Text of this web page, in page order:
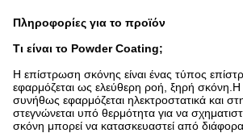
Πληροφορίες για το προϊόν
Τι είναι το Powder Coating;
Η επίστρωση σκόνης είναι ένας τύπος
εφαρμόζεται ως ελεύθερη ροή, ξηρή
συνήθως εφαρμόζεται ηλεκτροστατικά και
στεγνώνεται υπό θερμότητα για να
σκόνη μπορεί να κατασκευαστεί από διάφορα